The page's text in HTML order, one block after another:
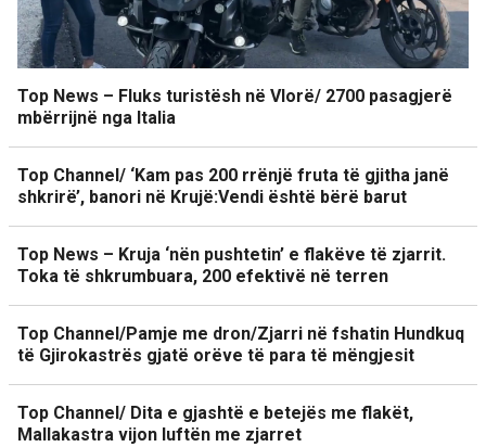
Top News – Fluks turistësh në Vlorë/ 2700 pasagjerë
mbërrijnë nga Italia
Top Channel/ ‘Kam pas 200 rrënjë fruta të gjitha janë
shkrirë’, banori në Krujë:Vendi është bërë barut
Top News – Kruja ‘nën pushtetin’ e flakëve të zjarrit.
Toka të shkrumbuara, 200 efektivë në terren
Top Channel/Pamje me dron/Zjarri në fshatin Hundkuq
të Gjirokastrës gjatë orëve të para të mëngjesit
Top Channel/ Dita e gjashtë e betejës me flakët,
Mallakastra vijon luftën me zjarret